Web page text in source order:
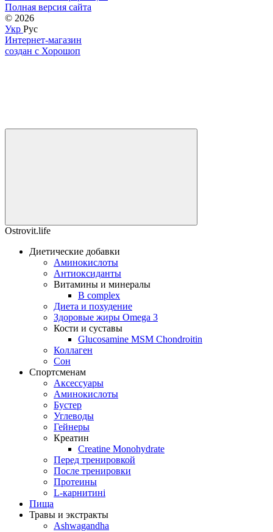
Полная версия сайта
© 2026
Укр Рус
Интернет-магазин
создан с Хорошоп
Ostrovit.life
Диетические добавки
Аминокислоты
Антиоксиданты
Витамины и минералы
B complex
Диета и похудение
Здоровые жиры Omega 3
Кости и суставы
Glucosamine MSM Chondroitin
Коллаген
Сон
Спортсменам
Аксессуары
Аминокислоты
Бустер
Углеводы
Гейнеры
Креатин
Creatine Monohydrate
Перед тренировкой
После тренировки
Протеины
L-карнитині
Пища
Травы и экстракты
Ashwagandha